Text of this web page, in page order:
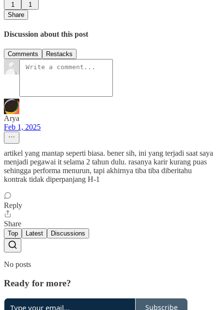
1
1
Share
Discussion about this post
Comments Restacks
Arya
Feb 1, 2025
artikel yang mantap seperti biasa. bener sih, ini yang terjadi saat saya
menjadi pegawai it selama 2 tahun dulu. rasanya karir kurang puas
sehingga performa menurun, tapi akhirnya tiba tiba diberitahu
kontrak tidak diperpanjang H-1
Reply
Share
Top Latest Discussions
No posts
Ready for more?
Subscribe